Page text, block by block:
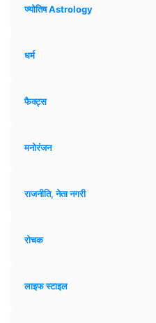
ज्योतिष Astrology
धर्म
फैक्ट्स
मनोरंजन
राजनीति, नेता नगरी
रोचक
लाइफ स्टाइल